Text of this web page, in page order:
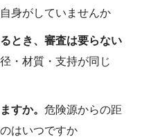
身がしていませんか
とき、審査は要らない
・材質・支持が同じ
すか。危険源からの距
はいつですか